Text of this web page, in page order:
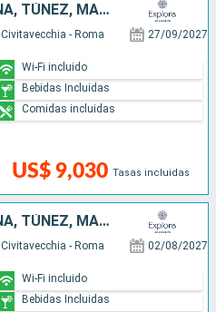
FRANCIA, MONACO, ESPAÑA, TÚNEZ, MALTA, ITALIA
Civitavecchia - Roma 27/09/2027
US$ 9,030 Tasas incluidas
Wi-Fi incluido
Bebidas Incluidas
Comidas incluidas
MONACO, FRANCIA, ESPAÑA, TÚNEZ, MALTA, ITALIA
Civitavecchia - Roma 02/08/2027
Wi-Fi incluido
Bebidas Incluidas